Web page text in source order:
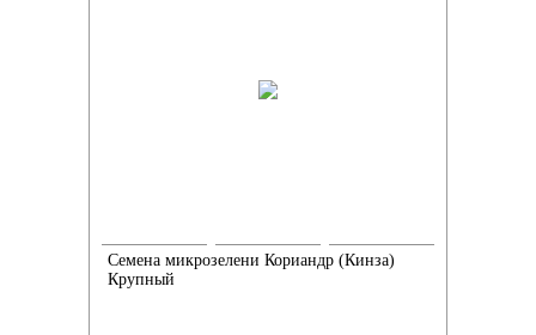
Семена микрозелени Кориандр (Кинза)
Крупный